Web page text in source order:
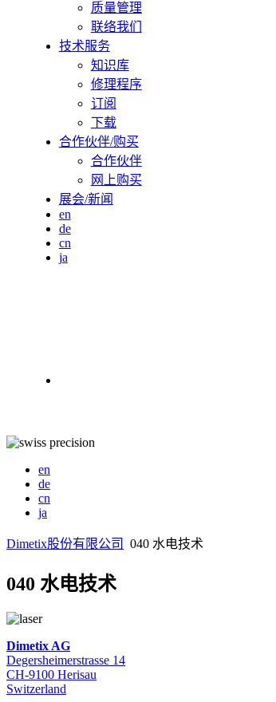
质量管理
联络我们
技术服务
知识库
修理程序
订阅
下载
合作伙伴/购买
合作伙伴
网上购买
展会/新闻
en
de
cn
ja
en
de
cn
ja
Dimetix股份有限公司 040 水电技术
040 水电技术
Dimetix AG
Degersheimerstrasse 14
CH-9100 Herisau
Switzerland